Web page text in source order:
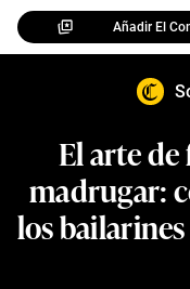
Añadir El
El arte
madrugar:
los